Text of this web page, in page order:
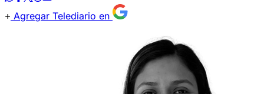
Agregar Telediario en